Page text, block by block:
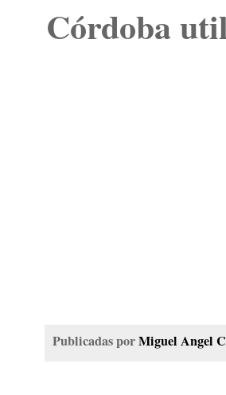
Córdoba
Publicadas porMiguel Angel